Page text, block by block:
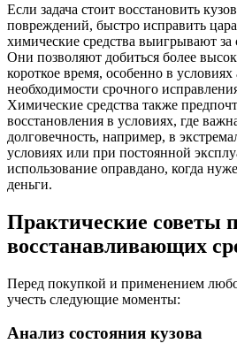
Если задача стоит восстановить
повреждений, быстро исправить
химические средства выигрывают за
Они позволяют добиться более
короткое время, особенно в
необходимости срочного
Химические средства также
восстановления в условиях, где
долговечность, например, в
условиях или при постоянной
использование оправдано, когда
деньги.
Практические советы
восстанавливающих
Перед покупкой и применением
учесть следующие моменты:
Анализ состояния кузова